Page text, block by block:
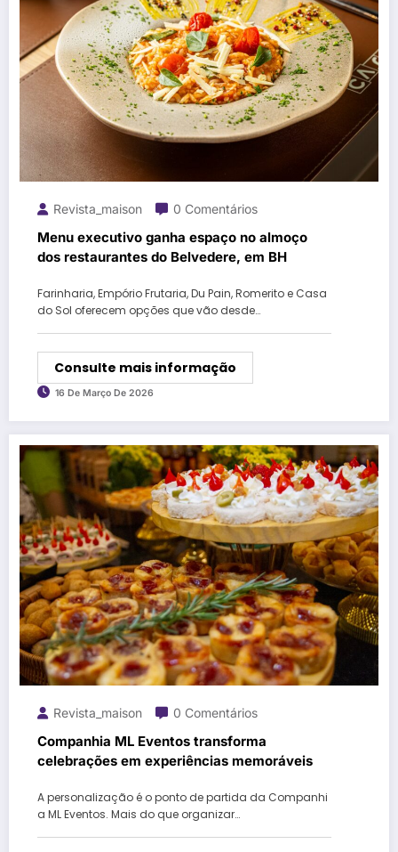
Revista_maison 0 Comentários
Menu executivo ganha espaço no almoço
dos restaurantes do Belvedere, em BH
Farinharia, Empório Frutaria, Du Pain, Romerito e Casa
do Sol oferecem opções que vão desde…
Consulte mais informação
16 De Março De 2026
Revista_maison 0 Comentários
Companhia ML Eventos transforma
celebrações em experiências memoráveis
A personalização é o ponto de partida da Companhi
a ML Eventos. Mais do que organizar…